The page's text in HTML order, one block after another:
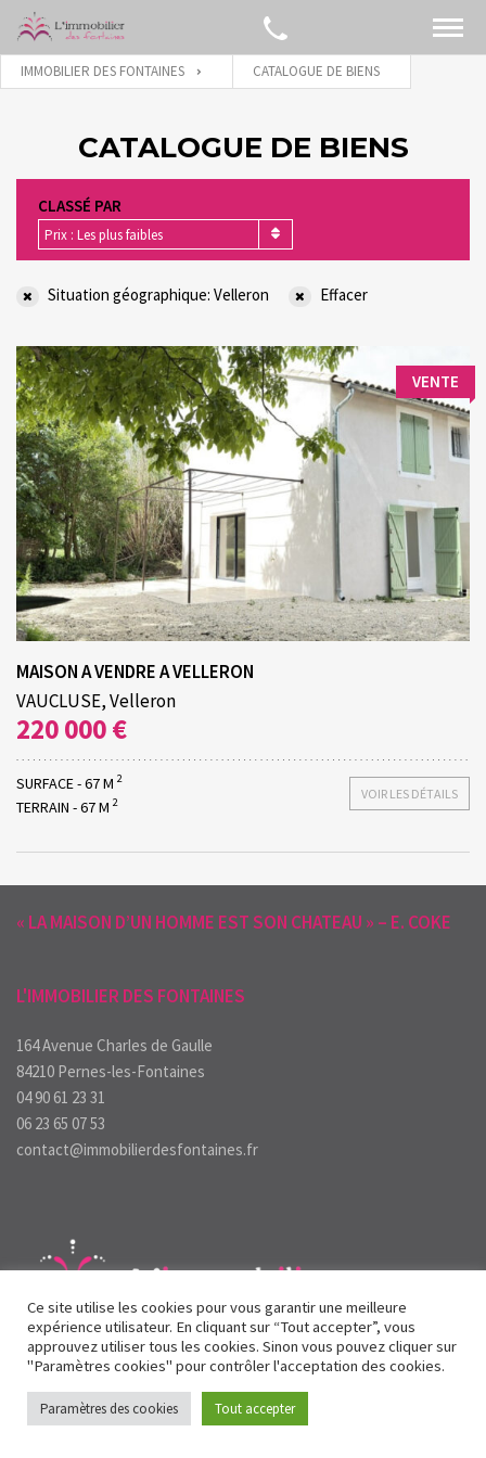
IMMOBILIER DES FONTAINES CATALOGUE DE BIENS
CATALOGUE DE BIENS
CLASSÉ PAR
Prix : Les plus faibles
Situation géographique: Velleron Effacer
VENTE
MAISON A VENDRE A VELLERON
VAUCLUSE, Velleron
220 000 €
VOIR LES DÉTAILS
SURFACE - 67 M 2
TERRAIN - 67 M 2
« LA MAISON D’UN HOMME EST SON CHATEAU » – E. COKE
L'IMMOBILIER DES FONTAINES
164 Avenue Charles de Gaulle
84210 Pernes-les-Fontaines
04 90 61 23 31
06 23 65 07 53
contact@immobilierdesfontaines.fr
© L'immobilier des Fontaines à Pernes les Fontaines -Mentions
légales- Design & hébergement Colysée Média
Ce site utilise les cookies pour vous garantir une meilleure
expérience utilisateur. En cliquant sur “Tout accepter”, vous
approuvez utiliser tous les cookies. Sinon vous pouvez cliquer sur
"Paramètres cookies" pour contrôler l'acceptation des cookies.
Paramètres des cookies Tout accepter